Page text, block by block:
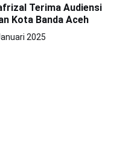
Terima Audiensi
Kota Banda Aceh
2025